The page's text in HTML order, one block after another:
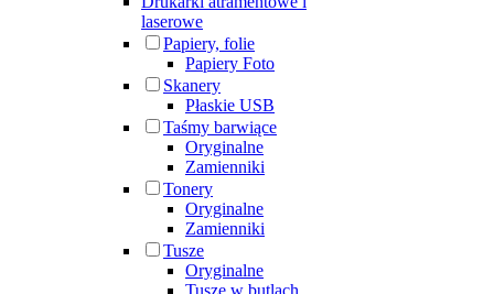
laserowe
Papiery, folie
Papiery Foto
Skanery
Płaskie USB
Taśmy barwiące
Oryginalne
Zamienniki
Tonery
Oryginalne
Zamienniki
Tusze
Oryginalne
Tusze w butlach